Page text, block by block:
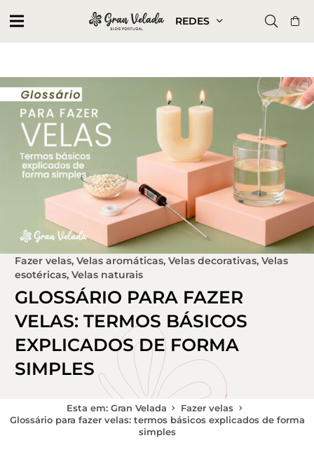
REDES
Fazer velas, Velas aromáticas, Velas decorativas, Velas
esotéricas, Velas naturais
GLOSSÁRIO PARA FAZER
VELAS: TERMOS BÁSICOS
EXPLICADOS DE FORMA
SIMPLES
Esta em: Gran Velada
Fazer velas
Glossário para fazer velas: termos básicos explicados de forma
simples